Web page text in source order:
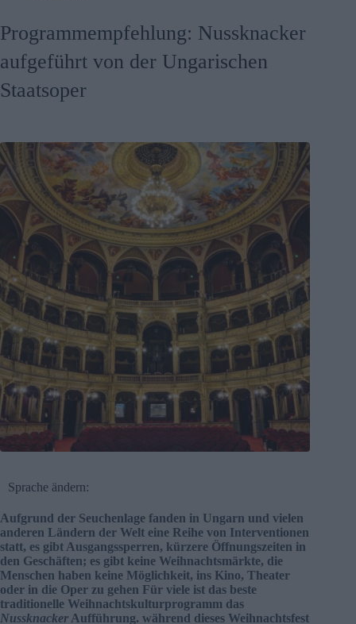
Programmempfehlung: Nussknacker
aufgeführt von der Ungarischen
Staatsoper
Sprache ändern:
Aufgrund der Seuchenlage fanden in Ungarn und vielen
anderen Ländern der Welt eine Reihe von Interventionen
statt, es gibt Ausgangssperren, kürzere Öffnungszeiten in
den Geschäften; es gibt keine Weihnachtsmärkte, die
Menschen haben keine Möglichkeit, ins Kino, Theater
oder in die Oper zu gehen Für viele ist das beste
traditionelle Weihnachtskulturprogramm das
Nussknacker Aufführung. während dieses Weihnachtsfest